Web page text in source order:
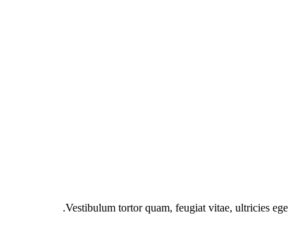
Vestibulum tortor quam, feugiat vitae, ultricies